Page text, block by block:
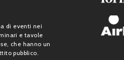
di eventi nei
e tavole
che hanno un
pubblico.